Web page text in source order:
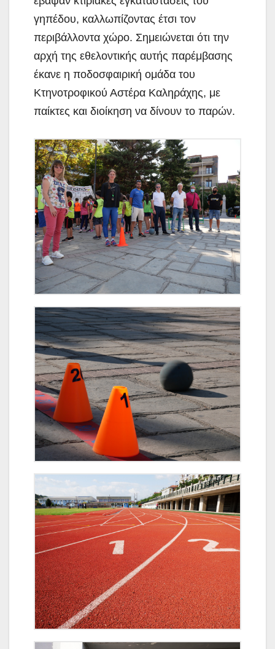
γηπέδου, καλλωπίζοντας έτσι τον
περιβάλλοντα χώρο. Σημειώνεται ότι την
αρχή της εθελοντικής αυτής παρέμβασης
έκανε η ποδοσφαιρική ομάδα του
Κτηνοτροφικού Αστέρα Καληράχης, με
παίκτες και διοίκηση να δίνουν το παρών.